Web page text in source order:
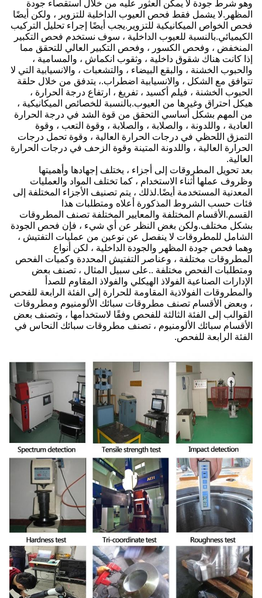
وهو شرط جودة لا يمكن العثور عليه من خلال استقصاء جودة
المظهر.لا يشمل فقط فحص العيوب الداخلية للتزوير ، ولكن أيضًا
فحص الخواص الميكانيكية للتزوير.يجب أيضًا إجراء تحليل التركيب
الكيميائي.بالنسبة للعيوب الداخلية ، سوف نستخدم فحص التكبير
المنخفض ، وفحص الكسور ، وفحص التكبير العالي للتحقق مما
إذا كانت هناك شقوق داخلية ، وثقوب انكماش ، والمسامية ،
والحبوب الخشنة ، والبقع البيضاء ، والتشعبات ، والانسيابية التي لا
تتوافق مع الشكل ، والانسيابية اضطراب.، يتدفق من خلال حلقة
الحبوب الخشنة ، فيلم أكسيد ، تفريغ ، ارتفاع درجة الحرارة ،
هيكل احتراق وغيرها من العيوب.بالنسبة للخصائص الميكانيكية ،
من المهم بشكل أساسي التحقق من قوة الشد في درجة الحرارة
العادية ، واللدونة ، والصلابة ، والصلابة ، وقوة التعب ، وقوة
التمزق اللحظي في درجات الحرارة العالية ، وقوة تحمل درجات
الحرارة العالية ، واللدونة المتينة وقوة الزحف في درجات الحرارة
العالية.
بعد تحويل المطروقات إلى أجزاء ، يختلف إجهادها وأهميتها
وظروف عملها أثناء الاستخدام ، كما تختلف المواد والعمليات
المعدنية المستخدمة أيضًا.لذلك ، يتم تصنيف الأجزاء المختلفة إلى
فئات حسب الشروط المذكورة أعلاه ومتطلبات هذا
القسم.الأقسام المختلفة والمعايير المختلفة تصنف المطروقات
بشكل مختلف.ولكن بغض النظر عن أي شيء ، فإن فحص الجودة
الشامل للمطروقات لا ينفصل عن نوعين من عمليات التفتيش ،
وهما فحص جودة المظهر والجودة الداخلية ، لكن أنواع
المطروقات مختلفة ، وعناصر التفتيش المحددة وكميات الفحص
ومتطلبات الفحص مختلفة ..على سبيل المثال ، تصنف بعض
الإدارات الصناعية الفولاذ الهيكلي والفولاذ المقاوم للصدأ
والمطروقات الفولاذية المقاومة للحرارة إلى الفئة الرابعة للفحص
، وبعض الأقسام تصنف مطروقات سبائك الألومنيوم ومطروقات
القوالب إلى الفئة الثالثة للفحص وفقًا لاستخدامها ، وتصنف بعض
الأقسام سبائك الألومنيوم ، تصنف مطروقات سبائك النحاس في
الفئة الرابعة للفحص.